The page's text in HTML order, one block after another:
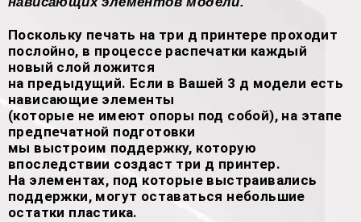
Поскольку печать на три д принтере проходит
послойно, в процессе распечатки каждый
новый слой ложится
на предыдущий. Если в Вашей 3 д модели есть
нависающие элементы
(которые не имеют опоры под собой), на этапе
предпечатной подготовки
мы выстроим поддержку, которую
впоследствии создаст три д принтер.
На элементах, под которые выстраивались
поддержки, могут оставаться небольшие
остатки пластика.